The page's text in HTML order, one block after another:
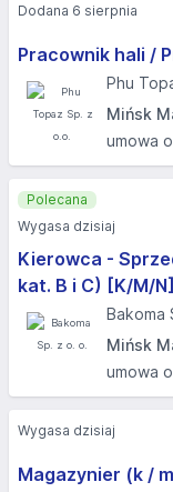
Pracownik hali /
Phu
Mińsk
umowa
Dodana 6 sierpnia
Kierowca -
kat. B i C) [K/M/N]
Bakoma
Mińsk
umowa
Polecana
Wygasa dzisiaj
Magazynier (k /
Wygasa dzisiaj